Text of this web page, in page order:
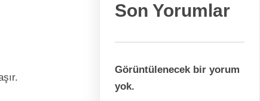
Son Yorumlar
Görüntülenecek bir yorum
yok.